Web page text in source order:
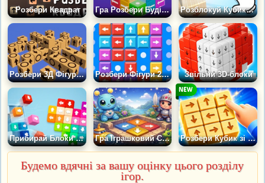
Розбери Квадрат Гра Розбери Будівлі: 3Д Розблокуй Кубики 3Д
Розбери 3Д Фігури з Кубиків 2 Розбери Фігури 2Д за Напрямками Звільни 3D-блоки
Прибирай Блоки Пазл-головоломка Гра Іграшковий Світ: Пересувай Блоки Розбери Кубик зі Стрілками
Будемо вдячні за вашу оцінку цього розділу
ігор.